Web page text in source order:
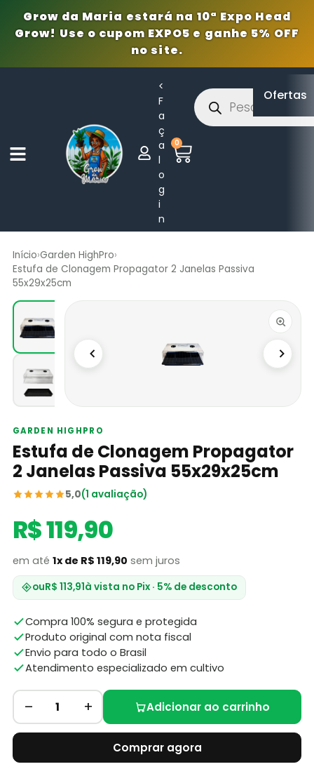
Grow da Maria estará na 10ª Expo Head
Grow! Use o cupom EXPO5 e ganhe 5% OFF
no site.
<
F
a
ç
a
l
o
g
i
n
0
Ofertas
Início›Garden HighPro›
Estufa de Clonagem Propagator 2 Janelas Passiva
55x29x25cm
GARDEN HIGHPRO
Estufa de Clonagem Propagator
2 Janelas Passiva 55x29x25cm
5,0(1 avaliação)
R$ 119,90
em até 1x de R$ 119,90 sem juros
ouR$ 113,91à vista no Pix · 5% de desconto
Compra 100% segura e protegida
Produto original com nota fiscal
Envio para todo o Brasil
Atendimento especializado em cultivo
– 1 + Adicionar ao carrinho
Comprar agora